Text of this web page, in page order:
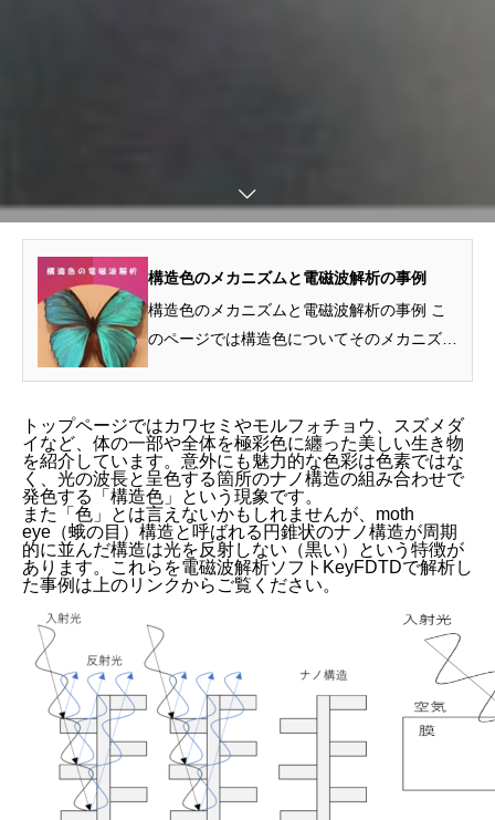
構造色のメカニズムと電磁波解析の事例
構造色のメカニズムと電磁波解析の事例 こ
のページでは構造色についてそのメカニズム
トップページではカワセミ やモルフォチョウ
スズメダ
イ など、体の一部や全体を極彩色に纏った美しい生き物
を紹介しています。意外にも魅力的な色彩は色素ではな
く、光の波長と呈色する箇所のナノ構造の組み合わせで
発色する「構造色」という現象です。
また「色」とは言えないかもしれませんが、moth
eye（蛾の目）構造と呼ばれる円錐状のナノ構造が周期
的に並んだ構造は光を反射しない（黒い）という特徴が
あります。これらを電磁波解析ソフトKeyFDTDで解析し
た事例は上のリンクからご覧ください。